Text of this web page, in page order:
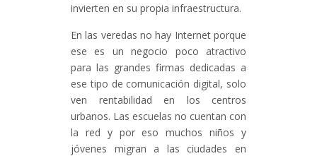
invierten en su propia infraestructura.
En las veredas no hay Internet porque
ese es un negocio poco atractivo
para las grandes firmas dedicadas a
ese tipo de comunicación digital, solo
ven rentabilidad en los centros
urbanos. Las escuelas no cuentan con
la red y por eso muchos niños y
jóvenes migran a las ciudades en